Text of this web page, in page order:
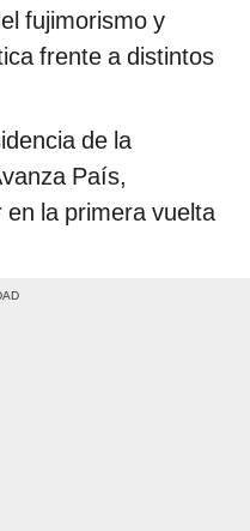
fujimorismo y
frente a distintos
de la
País,
la primera vuelta